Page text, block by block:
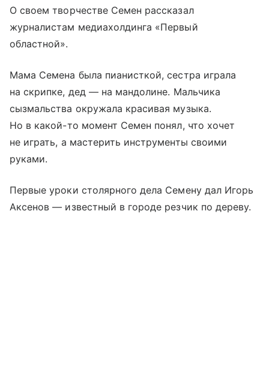
О своем творчестве Семен рассказал
журналистам медиахолдинга «Первый
областной».
Мама Семена была пианисткой, сестра играла
на скрипке, дед — на мандолине. Мальчика
сызмальства окружала красивая музыка.
Но в какой-то момент Семен понял, что хочет
не играть, а мастерить инструменты своими
руками.
Первые уроки столярного дела Семену дал Игорь
Аксенов — известный в городе резчик по дереву.